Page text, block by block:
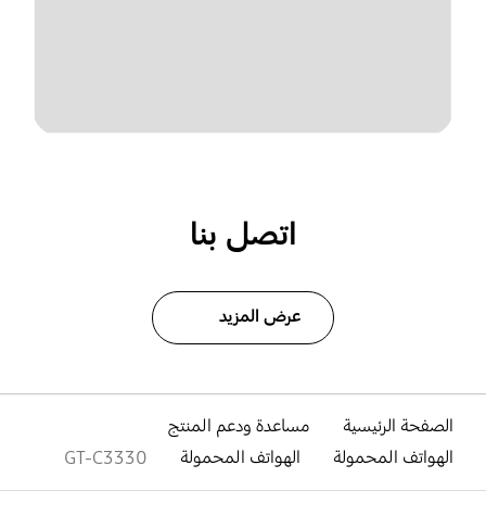
اتصل بنا
عرض المزيد
الصفحة الرئيسية
مساعدة ودعم المنتج
الهواتف المحمولة
الهواتف المحمولة GT-C3330